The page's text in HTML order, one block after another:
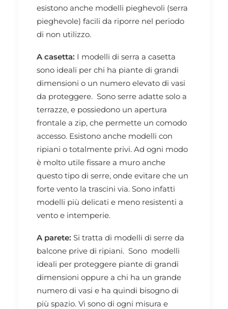
esistono anche modelli pieghevoli (serra
pieghevole) facili da riporre nel periodo
di non utilizzo.
A casetta: I modelli di serra a casetta
sono ideali per chi ha piante di grandi
dimensioni o un numero elevato di vasi
da proteggere. Sono serre adatte solo a
terrazze, e possiedono un apertura
frontale a zip, che permette un comodo
accesso. Esistono anche modelli con
ripiani o totalmente privi. Ad ogni modo
è molto utile fissare a muro anche
questo tipo di serre, onde evitare che un
forte vento la trascini via. Sono infatti
modelli più delicati e meno resistenti a
vento e intemperie.
A parete: Si tratta di modelli di serre da
balcone prive di ripiani. Sono modelli
ideali per proteggere piante di grandi
dimensioni oppure a chi ha un grande
numero di vasi e ha quindi bisogno di
più spazio. Vi sono di ogni misura e